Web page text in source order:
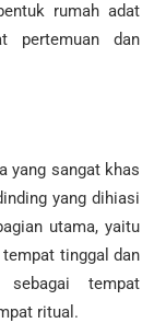
rumah adat
pertemuan dan
yang sangat khas
yang dihiasi
utama, yaitu
tempat tinggal dan
sebagai tempat
ritual.